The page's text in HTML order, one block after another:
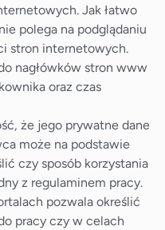
Jak łatwo
polega na podglądaniu
stron internetowych.
nagłówków stron www
oraz czas
że jego prywatne dane
może na podstawie
czy sposób korzystania
z regulaminem pracy.
pozwala określić
pracy czy w celach